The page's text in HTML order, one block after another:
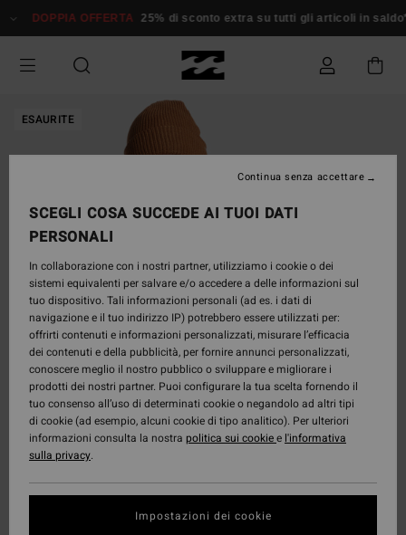
alle
prodotto
DOPPIA OFFERTA 25% di sconto extra su tutti gli articoli in saldo*
ESAURITE
SCEGLI COSA SUCCEDE AI TUOI DATI
PERSONALI
In collaborazione con i nostri partner, utilizziamo i cookie o dei
sistemi equivalenti per salvare e/o accedere a delle informazioni sul
tuo dispositivo. Tali informazioni personali (ad es. i dati di
navigazione e il tuo indirizzo IP) potrebbero essere utilizzati per:
offrirti contenuti e informazioni personalizzati, misurare l’efficacia
dei contenuti e della pubblicità, per fornire annunci personalizzati,
conoscere meglio il nostro pubblico o sviluppare e migliorare i
prodotti dei nostri partner. Puoi configurare la tua scelta fornendo il
tuo consenso all’uso di determinati cookie o negandolo ad altri tipi
di cookie (ad esempio, alcuni cookie di tipo analitico). Per ulteriori
informazioni consulta la nostra politica sui cookiee l'informativa
sulla privacy.
Impostazioni dei cookie
Continua senza accettare